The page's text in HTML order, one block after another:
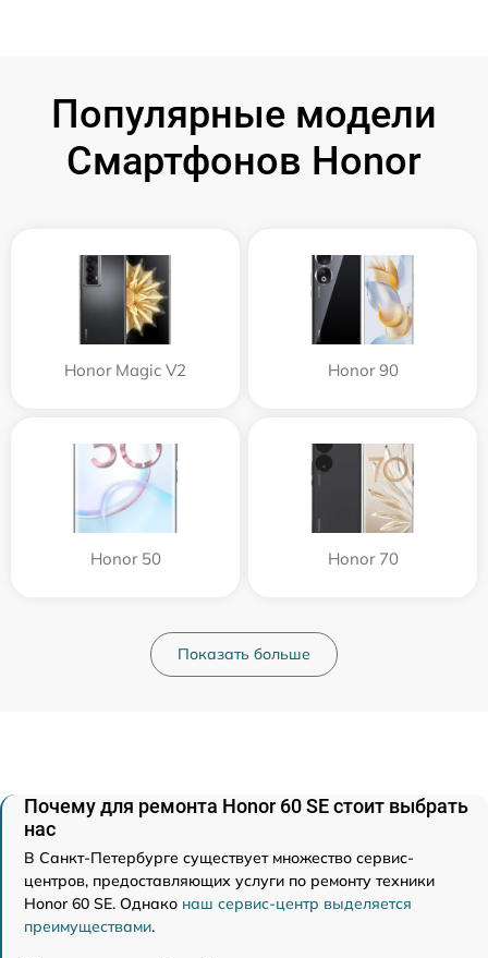
Популярные модели
Смартфонов Honor
Honor Magic V2 Honor 90
Honor 50 Honor 70
Показать больше
Почему для ремонта Honor 60 SE стоит выбрать
нас
В Санкт-Петербурге существует множество сервис-
центров, предоставляющих услуги по ремонту техники
Honor 60 SE. Однако наш сервис-центр выделяется
преимуществами.